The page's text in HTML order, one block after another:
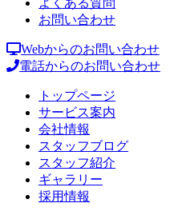
お問い合わせ
Webからのお問い合わせ
電話からのお問い合わせ
トップページ
サービス案内
会社情報
スタッフブログ
スタッフ紹介
ギャラリー
採用情報